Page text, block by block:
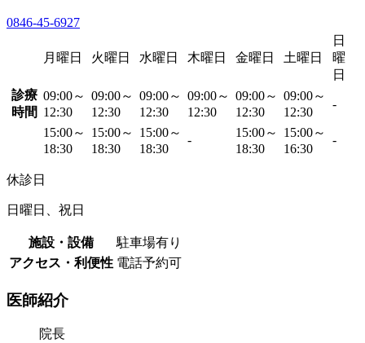
0846-45-6927
月曜日 火曜日 水曜日 木曜日 金曜日 土曜日
日
曜
日
診療
時間
09:00～
12:30
09:00～
12:30
09:00～
12:30
09:00～
12:30
09:00～
12:30
09:00～
12:30
-
15:00～
18:30
15:00～
18:30
15:00～
18:30
-
15:00～
18:30
15:00～
16:30
-
休診日
日曜日、祝日
施設・設備
駐車場有り
アクセス・利便性 電話予約可
医師紹介
院長